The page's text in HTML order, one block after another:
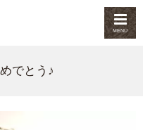
MENU
でとう♪